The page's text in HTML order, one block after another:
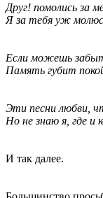
Друг! помолись за
Я за тебя уж
Если можешь
Память губит
Эти песни любви,
Но не знаю я, где и
И так далее.